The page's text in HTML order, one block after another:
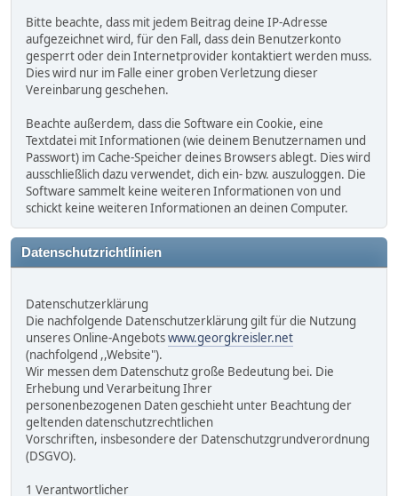
Bitte beachte, dass mit jedem Beitrag deine IP-Adresse
aufgezeichnet wird, für den Fall, dass dein Benutzerkonto
gesperrt oder dein Internetprovider kontaktiert werden muss.
Dies wird nur im Falle einer groben Verletzung dieser
Vereinbarung geschehen.
Beachte außerdem, dass die Software ein Cookie, eine
Textdatei mit Informationen (wie deinem Benutzernamen und
Passwort) im Cache-Speicher deines Browsers ablegt. Dies wird
ausschließlich dazu verwendet, dich ein- bzw. auszuloggen. Die
Software sammelt keine weiteren Informationen von und
schickt keine weiteren Informationen an deinen Computer.
Datenschutzrichtlinien
Datenschutzerklärung
Die nachfolgende Datenschutzerklärung gilt für die Nutzung
unseres Online-Angebotswww.georgkreisler.net
(nachfolgend ,,Website").
Wir messen dem Datenschutz große Bedeutung bei. Die
Erhebung und Verarbeitung Ihrer
personenbezogenen Daten geschieht unter Beachtung der
geltenden datenschutzrechtlichen
Vorschriften, insbesondere der Datenschutzgrundverordnung
(DSGVO).
1 Verantwortlicher